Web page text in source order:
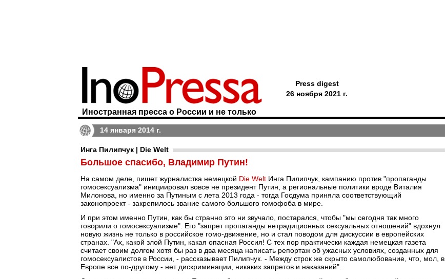
Иностранная пресса о России и не только
Press digest
26 ноября 2021 г.
14 января 2014 г.
Инга Пилипчук | Die Welt
Большое спасибо, Владимир Путин!
На самом деле, пишет журналистка немецкой Die Welt Инга Пилипчук, кампанию против "пропаганды
гомосексуализма" инициировал вовсе не президент Путин, а региональные политики вроде Виталия
Милонова, но именно за Путиным с лета 2013 года - тогда Госдума приняла соответствующий
законопроект - закрепилось звание самого большого гомофоба в мире.
И при этом именно Путин, как бы странно это ни звучало, постарался, чтобы "мы сегодня так много
говорили о гомосексуализме". Его "запрет пропаганды нетрадиционных сексуальных отношений" вдохнул
новую жизнь не только в российское гомо-движение, но и стал поводом для дискуссии в европейских
странах. "Ах, какой злой Путин, какая опасная Россия! С тех пор практически каждая немецкая газета
считает своим долгом хотя бы раз в два месяца написать репортаж об ужасных условиях, созданных для
гомосексуалистов в России, - рассказывает Пилипчук. - Между строк же скрыто самолюбование, что, мол, в
Европе все по-другому - нет дискриминации, никаких запретов и наказаний".